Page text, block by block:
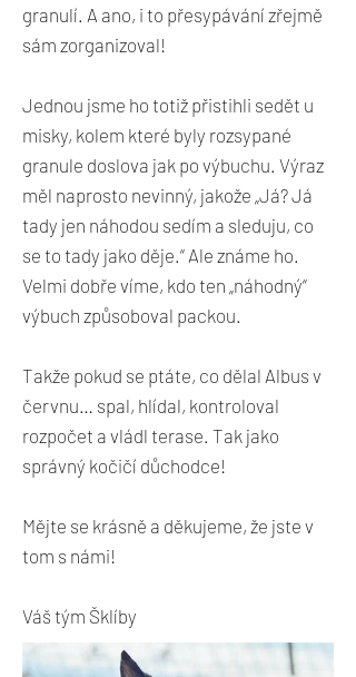
granulí. A ano, i to přesypávání zřejmě
sám zorganizoval!
Jednou jsme ho totiž přistihli sedět u
misky, kolem které byly rozsypané
granule doslova jak po výbuchu. Výraz
měl naprosto nevinný, jakože „Já? Já
tady jen náhodou sedím a sleduju, co
se to tady jako děje.“ Ale známe ho.
Velmi dobře víme, kdo ten „náhodný“
výbuch způsoboval packou.
Takže pokud se ptáte, co dělal Albus v
červnu… spal, hlídal, kontroloval
rozpočet a vládl terase. Tak jako
správný kočičí důchodce!
Mějte se krásně a děkujeme, že jste v
tom s námi!
Váš tým Šklíby